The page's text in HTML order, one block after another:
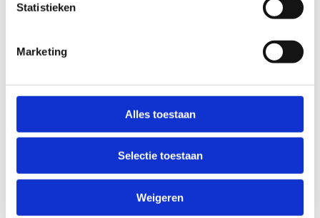
Statistieken
Marketing
Alles toestaan
Selectie toestaan
Weigeren
Ik ben momenteel niet ingeschreven voor
FriendlyCaptcha ⇗